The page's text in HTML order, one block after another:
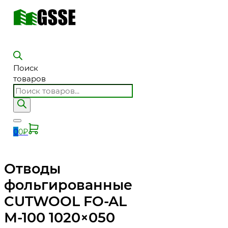
Поиск
товаров
00₽
Отводы
фольгированные
CUTWOOL FO-AL
М-100 1020×050